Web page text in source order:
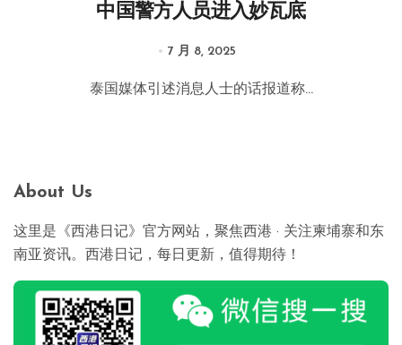
中国警方人员进入妙瓦底
7 月 8, 2025
泰国媒体引述消息人士的话报道称...
About Us
这里是《西港日记》官方网站，聚焦西港 · 关注柬埔寨和东
南亚资讯。西港日记，每日更新，值得期待！